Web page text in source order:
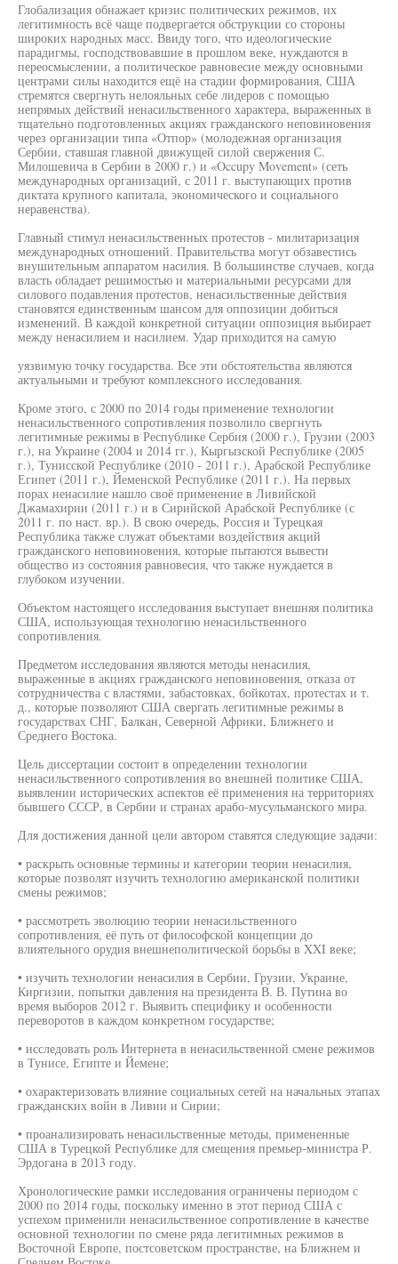
Глобализация обнажает кризис политических режимов, их
легитимность всё чаще подвергается обструкции со стороны
широких народных масс. Ввиду того, что идеологические
парадигмы, господствовавшие в прошлом веке, нуждаются в
переосмыслении, а политическое равновесие между основными
центрами силы находится ещё на стадии формирования, США
стремятся свергнуть нелояльных себе лидеров с помощью
непрямых действий ненасильственного характера, выраженных в
тщательно подготовленных акциях гражданского неповиновения
через организации типа «Отпор» (молодежная организация
Сербии, ставшая главной движущей силой свержения С.
Милошевича в Сербии в 2000 г.) и «Occupy Movement» (сеть
международных организаций, с 2011 г. выступающих против
диктата крупного капитала, экономического и социального
неравенства).
Главный стимул ненасильственных протестов - милитаризация
международных отношений. Правительства могут обзавестись
внушительным аппаратом насилия. В большинстве случаев, когда
власть обладает решимостью и материальными ресурсами для
силового подавления протестов, ненасильственные действия
становятся единственным шансом для оппозиции добиться
изменений. В каждой конкретной ситуации оппозиция выбирает
между ненасилием и насилием. Удар приходится на самую
уязвимую точку государства. Все эти обстоятельства являются
актуальными и требуют комплексного исследования.
Кроме этого, с 2000 по 2014 годы применение технологии
ненасильственного сопротивления позволило свергнуть
легитимные режимы в Республике Сербия (2000 г.), Грузии (2003
г.), на Украине (2004 и 2014 гг.), Кыргызской Республике (2005
г.), Тунисской Республике (2010 - 2011 г.), Арабской Республике
Египет (2011 г.), Йеменской Республике (2011 г.). На первых
порах ненасилие нашло своё применение в Ливийской
Джамахирии (2011 г.) и в Сирийской Арабской Республике (с
2011 г. по наст. вр.). В свою очередь, Россия и Турецкая
Республика также служат объектами воздействия акций
гражданского неповиновения, которые пытаются вывести
общество из состояния равновесия, что также нуждается в
глубоком изучении.
Объектом настоящего исследования выступает внешняя политика
США, использующая технологию ненасильственного
сопротивления.
Предметом исследования являются методы ненасилия,
выраженные в акциях гражданского неповиновения, отказа от
сотрудничества с властями, забастовках, бойкотах, протестах и т.
д., которые позволяют США свергать легитимные режимы в
государствах СНГ, Балкан, Северной Африки, Ближнего и
Среднего Востока.
Цель диссертации состоит в определении технологии
ненасильственного сопротивления во внешней политике США,
выявлении исторических аспектов её применения на территориях
бывшего СССР, в Сербии и странах арабо-мусульманского мира.
Для достижения данной цели автором ставятся следующие задачи:
• раскрыть основные термины и категории теории ненасилия,
которые позволят изучить технологию американской политики
смены режимов;
• рассмотреть эволюцию теории ненасильственного
сопротивления, её путь от философской концепции до
влиятельного орудия внешнеполитической борьбы в XXI веке;
• изучить технологии ненасилия в Сербии, Грузии, Украине,
Киргизии, попытки давления на президента В. В. Путина во
время выборов 2012 г. Выявить специфику и особенности
переворотов в каждом конкретном государстве;
• исследовать роль Интернета в ненасильственной смене режимов
в Тунисе, Египте и Йемене;
• охарактеризовать влияние социальных сетей на начальных этапах
гражданских войн в Ливии и Сирии;
• проанализировать ненасильственные методы, примененные
США в Турецкой Республике для смещения премьер-министра Р.
Эрдогана в 2013 году.
Хронологические рамки исследования ограничены периодом с
2000 по 2014 годы, поскольку именно в этот период США с
успехом применили ненасильственное сопротивление в качестве
основной технологии по смене ряда легитимных режимов в
Восточной Европе, постсоветском пространстве, на Ближнем и